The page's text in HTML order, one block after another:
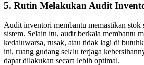
5. Rutin Melakukan Audit
Audit inventori membantu memastikan stok
sistem. Selain itu, audit berkala membantu
kedaluwarsa, rusak, atau tidak lagi di
ini, ruang gudang selalu terjaga
dapat dilakukan secara lebih optimal.